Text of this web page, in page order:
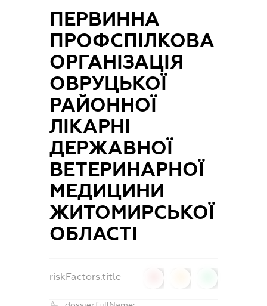
ПЕРВИННА
ПРОФСПІЛКОВА
ОРГАНІЗАЦІЯ
ОВРУЦЬКОЇ
РАЙОННОЇ
ЛІКАРНІ
ДЕРЖАВНОЇ
ВЕТЕРИНАРНОЇ
МЕДИЦИНИ
ЖИТОМИРСЬКОЇ
ОБЛАСТІ
riskFactors.title